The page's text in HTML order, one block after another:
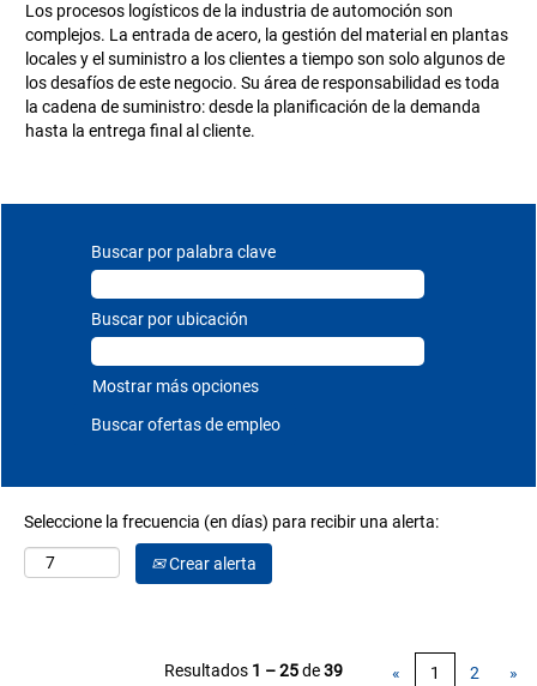
Los procesos logísticos de la industria de automoción son
complejos. La entrada de acero, la gestión del material en plantas
locales y el suministro a los clientes a tiempo son solo algunos de
los desafíos de este negocio. Su área de responsabilidad es toda
la cadena de suministro: desde la planificación de la demanda
hasta la entrega final al cliente.
Buscar por palabra clave
Buscar por ubicación
Mostrar más opciones
Seleccione la frecuencia (en días) para recibir una alerta:
Crear alerta
Resultados 1 – 25de39 « 1 2 »